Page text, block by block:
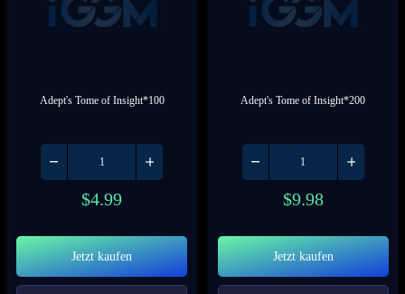
Adept's Tome of Insight*100
$4.99
Jetzt kaufen
Adept's Tome of Insight*200
$9.98
Jetzt kaufen